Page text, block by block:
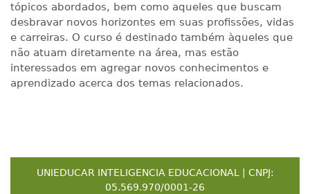
tópicos abordados, bem como aqueles que buscam
desbravar novos horizontes em suas profissões, vidas
e carreiras. O curso é destinado também àqueles que
não atuam diretamente na área, mas estão
interessados em agregar novos conhecimentos e
aprendizado acerca dos temas relacionados.
UNIEDUCAR INTELIGENCIA EDUCACIONAL | CNPJ:
05.569.970/0001-26